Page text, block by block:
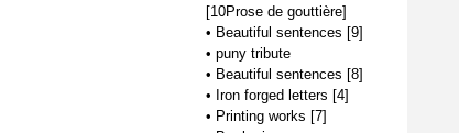
[10Prose de gouttière]
• Beautiful sentences [9]
• puny tribute
• Beautiful sentences [8]
• Iron forged letters [4]
• Printing works [7]